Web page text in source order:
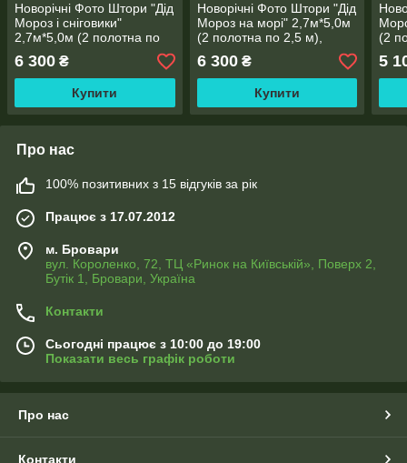
Новорічні Фото Штори "Дід
Мороз і сніговики"
2,7м*5,0м (2 полотна по
6 300 ₴
Купити
Новорічні Фото Штори "Дід
Мороз на морі" 2,7м*5,0м
(2 полотна по 2,5 м),
6 300₴
Купити
(2
5
Про нас
100% позитивних з 15 відгуків за рік
Працює з 17.07.2012
м. Бровари
вул. Короленко, 72, ТЦ «Ринок на Київській», Поверх 2,
Бутік 1, Бровари, Україна
Контакти
Сьогодні працює з 10:00 до 19:00
Показати весь графік роботи
Про нас
Контакти